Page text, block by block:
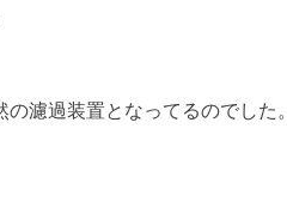
濾過装置となってるのでした。